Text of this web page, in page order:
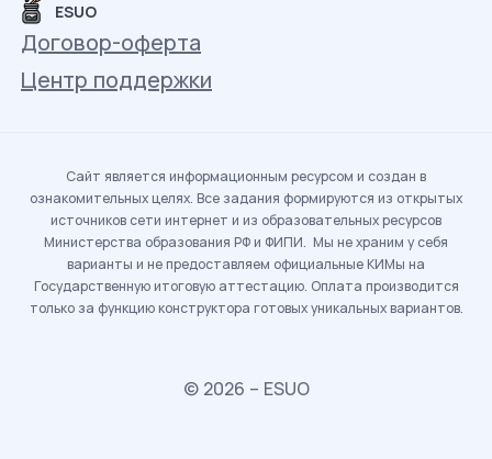
ESUO
Договор-оферта
Центр поддержки
Сайт является информационным ресурсом и создан в
ознакомительных целях. Все задания формируются из открытых
источников сети интернет и из образовательных ресурсов
Министерства образования РФ и ФИПИ. Мы не храним у себя
варианты и не предоставляем официальные КИМы на
Государственную итоговую аттестацию. Оплата производится
только за функцию конструктора готовых уникальных вариантов.
© 2026 – ESUO